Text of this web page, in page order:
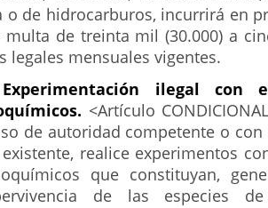
o de hidrocarburos, incurrirá en
multa de treinta mil (30.000) a
legales mensuales vigentes.
ilegal con
<Artículo
de autoridad competente o
realice experimentos
que constituyan,
de las especies